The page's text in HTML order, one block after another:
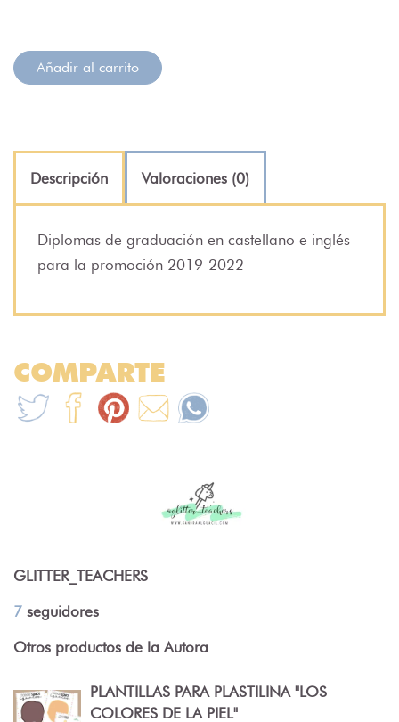
Añadir al carrito
Descripción Valoraciones (0)
Diplomas de graduación en castellano e inglés
para la promoción 2019-2022
COMPARTE
GLITTER_TEACHERS
7 seguidores
Otros productos de la Autora
PLANTILLAS PARA PLASTILINA "LOS
COLORES DE LA PIEL"